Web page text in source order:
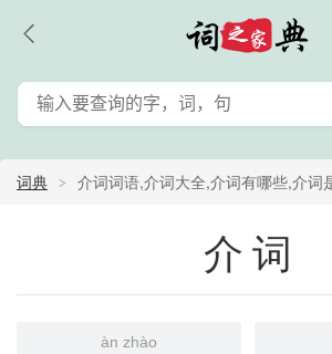
词典 介词词语,介词大全,介词有哪些,介词
介词
àn zhào